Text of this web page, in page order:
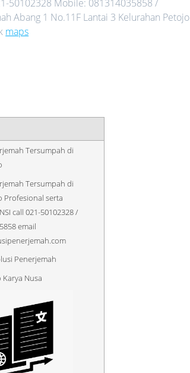
50102328 Mobile: 081314035858 /
Abang 1 No.11F Lantai 3 Kelurahan Petojo
maps
Tersumpah di
Tersumpah di
Profesional serta
call 021-50102328 /
email
Penerjemah
Nusa